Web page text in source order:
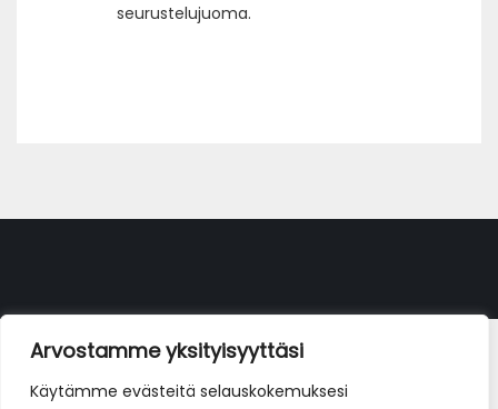
Arvostamme yksityisyyttäsi
Käytämme evästeitä selauskokemuksesi
seurustelujuoma.